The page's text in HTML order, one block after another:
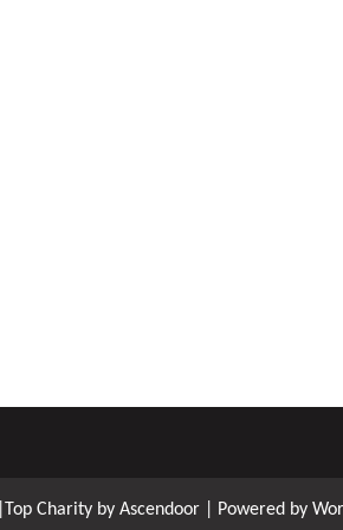
|Top Charity by Ascendoor | Powered by